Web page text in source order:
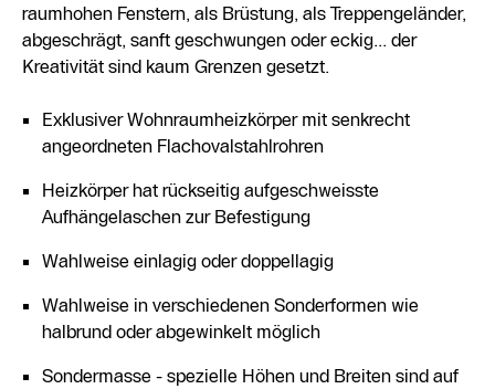
raumhohen Fenstern, als Brüstung, als Treppengeländer,
abgeschrägt, sanft geschwungen oder eckig... der
Kreativität sind kaum Grenzen gesetzt.
Exklusiver Wohnraumheizkörper mit senkrecht
angeordneten Flachovalstahlrohren
Heizkörper hat rückseitig aufgeschweisste
Aufhängelaschen zur Befestigung
Wahlweise einlagig oder doppellagig
Wahlweise in verschiedenen Sonderformen wie
halbrund oder abgewinkelt möglich
Sondermasse - spezielle Höhen und Breiten sind auf